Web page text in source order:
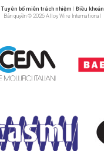
Tuyên bố miễn trách nhiệm | Điều khoản
Bản quyền © 2026 Alloy Wire International